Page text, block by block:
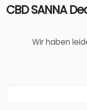
CBD SANNA
Wir haben